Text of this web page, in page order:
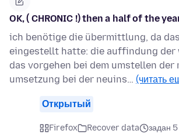
OK, ( CHRONIC !) then a half of the
ich benötige die übermittlung, da
eingestellt hatte: die auffindung der
das vorgehen bei dem umstellen der
umsetzung bei der neuins… (читать
Открытый
Firefox Recover data задан